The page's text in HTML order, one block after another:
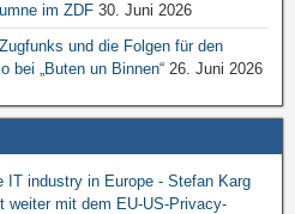
im ZDF 30. Juni 2026
und die Folgen für den
bei „Buten un Binnen“ 26. Juni 2026
IT industry in Europe - Stefan Karg
weiter mit dem EU-US-Privacy-